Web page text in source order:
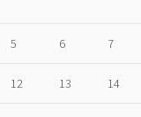
5 6 7
12 13 14